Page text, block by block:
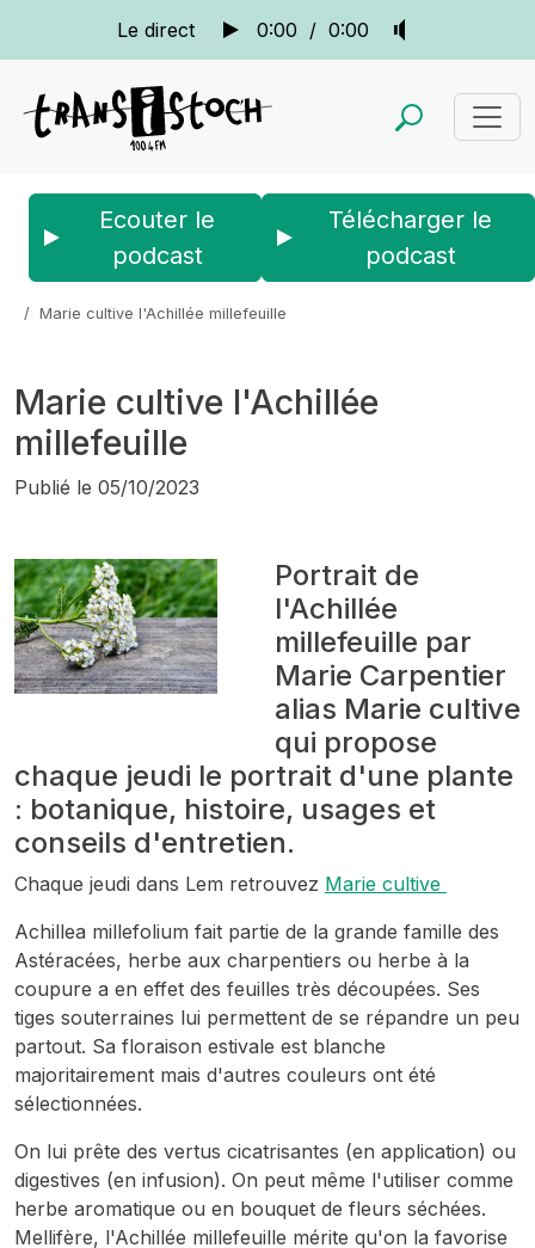
Le direct 0:00 / 0:00
Ecouter le
podcast
Télécharger le
podcast
Marie cultive l'Achillée millefeuille
Marie cultive l'Achillée
millefeuille
Publié le 05/10/2023
Portrait de
l'Achillée
millefeuille par
Marie Carpentier
alias Marie cultive
qui propose
chaque jeudi le portrait d'une plante
: botanique, histoire, usages et
conseils d'entretien.
Chaque jeudi dans Lem retrouvez Marie cultive
Achillea millefolium fait partie de la grande famille des
Astéracées, herbe aux charpentiers ou herbe à la
coupure a en effet des feuilles très découpées. Ses
tiges souterraines lui permettent de se répandre un peu
partout. Sa floraison estivale est blanche
majoritairement mais d'autres couleurs ont été
sélectionnées.
On lui prête des vertus cicatrisantes (en application) ou
digestives (en infusion). On peut même l'utiliser comme
herbe aromatique ou en bouquet de fleurs séchées.
Mellifère, l'Achillée millefeuille mérite qu'on la favorise